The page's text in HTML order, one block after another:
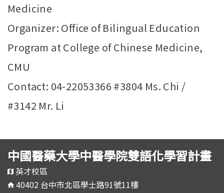
Medicine
Organizer: Office of Bilingual Education
Program at College of Chinese Medicine,
CMU
Contact: 04-22053366 #3804 Ms. Chi /
#3142 Mr. Li
中國醫藥大學中醫學院雙語化學習計畫
英才校區
40402 台中市北區學士路91號11樓